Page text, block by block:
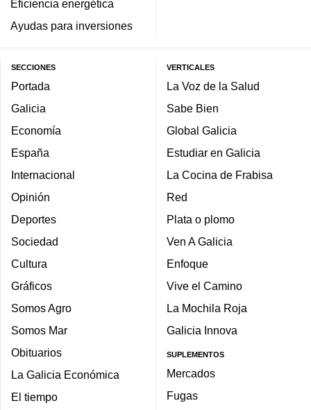
Eficiencia energética
Ayudas para inversiones
SECCIONES
Portada
Galicia
Economía
España
Internacional
Opinión
Deportes
Sociedad
Cultura
Gráficos
Somos Agro
Somos Mar
Obituarios
La Galicia Económica
El tiempo
VERTICALES
La Voz de la Salud
Sabe Bien
Global Galicia
Estudiar en Galicia
La Cocina de Frabisa
Red
Plata o plomo
Ven A Galicia
Enfoque
Vive el Camino
La Mochila Roja
Galicia Innova
SUPLEMENTOS
Mercados
Fugas